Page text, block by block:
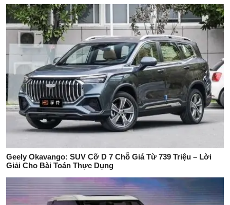
Geely Okavango: SUV Cỡ D 7 Chỗ Giá Từ 739 Triệu – Lời
Giải Cho Bài Toán Thực Dụng